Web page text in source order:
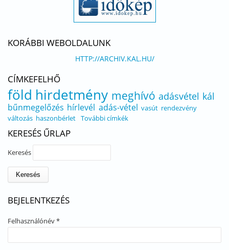
KORÁBBI WEBOLDALUNK
HTTP://ARCHIV.KAL.HU/
CÍMKEFELHŐ
föld hirdetmény meghívó adásvétel kál
bűnmegelőzés hírlevél adás-vétel vasút rendezvény
változás haszonbérlet További címkék
KERESÉS ŰRLAP
Keresés
BEJELENTKEZÉS
Felhasználónév*